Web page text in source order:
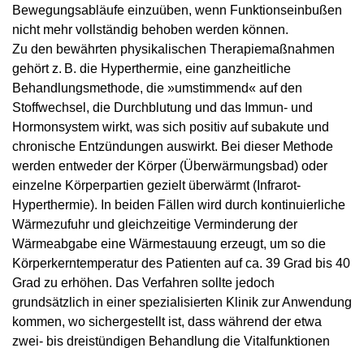
Bewegungsabläufe einzuüben, wenn Funktionseinbußen
nicht mehr vollständig behoben werden können.
Zu den bewährten physikalischen Therapiemaßnahmen
gehört z. B. die Hyperthermie, eine ganzheitliche
Behandlungsmethode, die »umstimmend« auf den
Stoffwechsel, die Durchblutung und das Immun- und
Hormonsystem wirkt, was sich positiv auf subakute und
chronische Entzündungen auswirkt. Bei dieser Methode
werden entweder der Körper (Überwärmungsbad) oder
einzelne Körperpartien gezielt überwärmt (Infrarot-
Hyperthermie). In beiden Fällen wird durch kontinuierliche
Wärmezufuhr und gleichzeitige Verminderung der
Wärmeabgabe eine Wärmestauung erzeugt, um so die
Körperkerntemperatur des Patienten auf ca. 39 Grad bis 40
Grad zu erhöhen. Das Verfahren sollte jedoch
grundsätzlich in einer spezialisierten Klinik zur Anwendung
kommen, wo sichergestellt ist, dass während der etwa
zwei- bis dreistündigen Behandlung die Vitalfunktionen